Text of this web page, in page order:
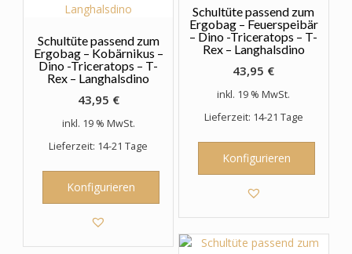
Schultüte passend zum
Ergobag – Feuerspeibär
– Dino -Triceratops – T-
Rex – Langhalsdino
43,95 €
inkl. 19 % MwSt.
Lieferzeit: 14-21 Tage
Konfigurieren
Schultüte passend zum
Ergobag – Kobärnikus –
Dino -Triceratops – T-
Rex – Langhalsdino
43,95 €
inkl. 19 % MwSt.
Lieferzeit: 14-21 Tage
Konfigurieren